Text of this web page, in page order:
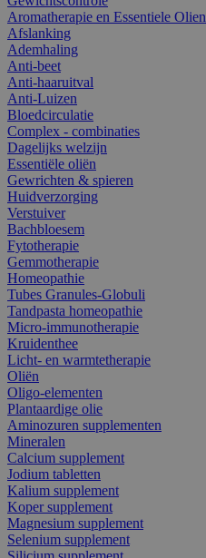
Aromatherapie en Essentiele Olien
Afslanking
Ademhaling
Anti-beet
Anti-haaruitval
Anti-Luizen
Bloedcirculatie
Complex - combinaties
Dagelijks welzijn
Essentiële oliën
Gewrichten & spieren
Huidverzorging
Verstuiver
Bachbloesem
Fytotherapie
Gemmotherapie
Homeopathie
Tubes Granules-Globuli
Tandpasta homeopathie
Micro-immunotherapie
Kruidenthee
Licht- en warmtetherapie
Oliën
Oligo-elementen
Plantaardige olie
Aminozuren supplementen
Mineralen
Calcium supplement
Jodium tabletten
Kalium supplement
Koper supplement
Magnesium supplement
Selenium supplement